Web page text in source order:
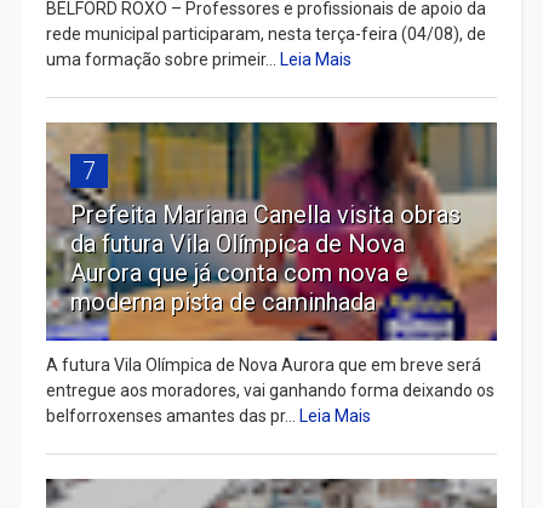
BELFORD ROXO – Professores e profissionais de apoio da
rede municipal participaram, nesta terça-feira (04/08), de
uma formação sobre primeir...
Leia Mais
7
Prefeita Mariana Canella visita obras
da futura Vila Olímpica de Nova
Aurora que já conta com nova e
moderna pista de caminhada
A futura Vila Olímpica de Nova Aurora que em breve será
entregue aos moradores, vai ganhando forma deixando os
belforroxenses amantes das pr...
Leia Mais